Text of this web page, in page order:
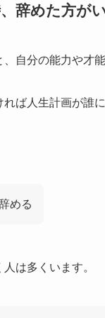
辞めた方が
自分の能力や才
ば人生計画が誰
める
は多くいます。